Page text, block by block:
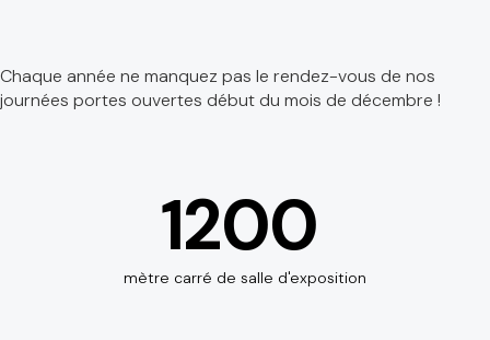
Chaque année ne manquez pas le rendez-vous de nos
journées portes ouvertes début du mois de décembre !
1200
mètre carré de salle d'exposition